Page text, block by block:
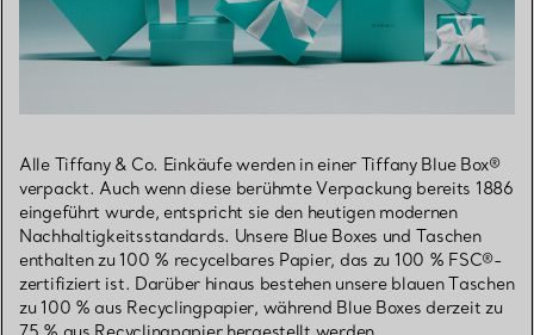
Alle Tiffany & Co. Einkäufe werden in einer Tiffany Blue Box®
verpackt. Auch wenn diese berühmte Verpackung bereits 1886
eingeführt wurde, entspricht sie den heutigen modernen
Nachhaltigkeitsstandards. Unsere Blue Boxes und Taschen
enthalten zu 100 % recycelbares Papier, das zu 100 % FSC®-
zertifiziert ist. Darüber hinaus bestehen unsere blauen Taschen
zu 100 % aus Recyclingpapier, während Blue Boxes derzeit zu